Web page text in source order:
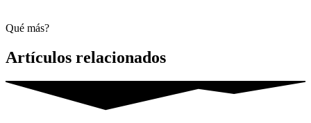
Qué más?
Artículos relacionados